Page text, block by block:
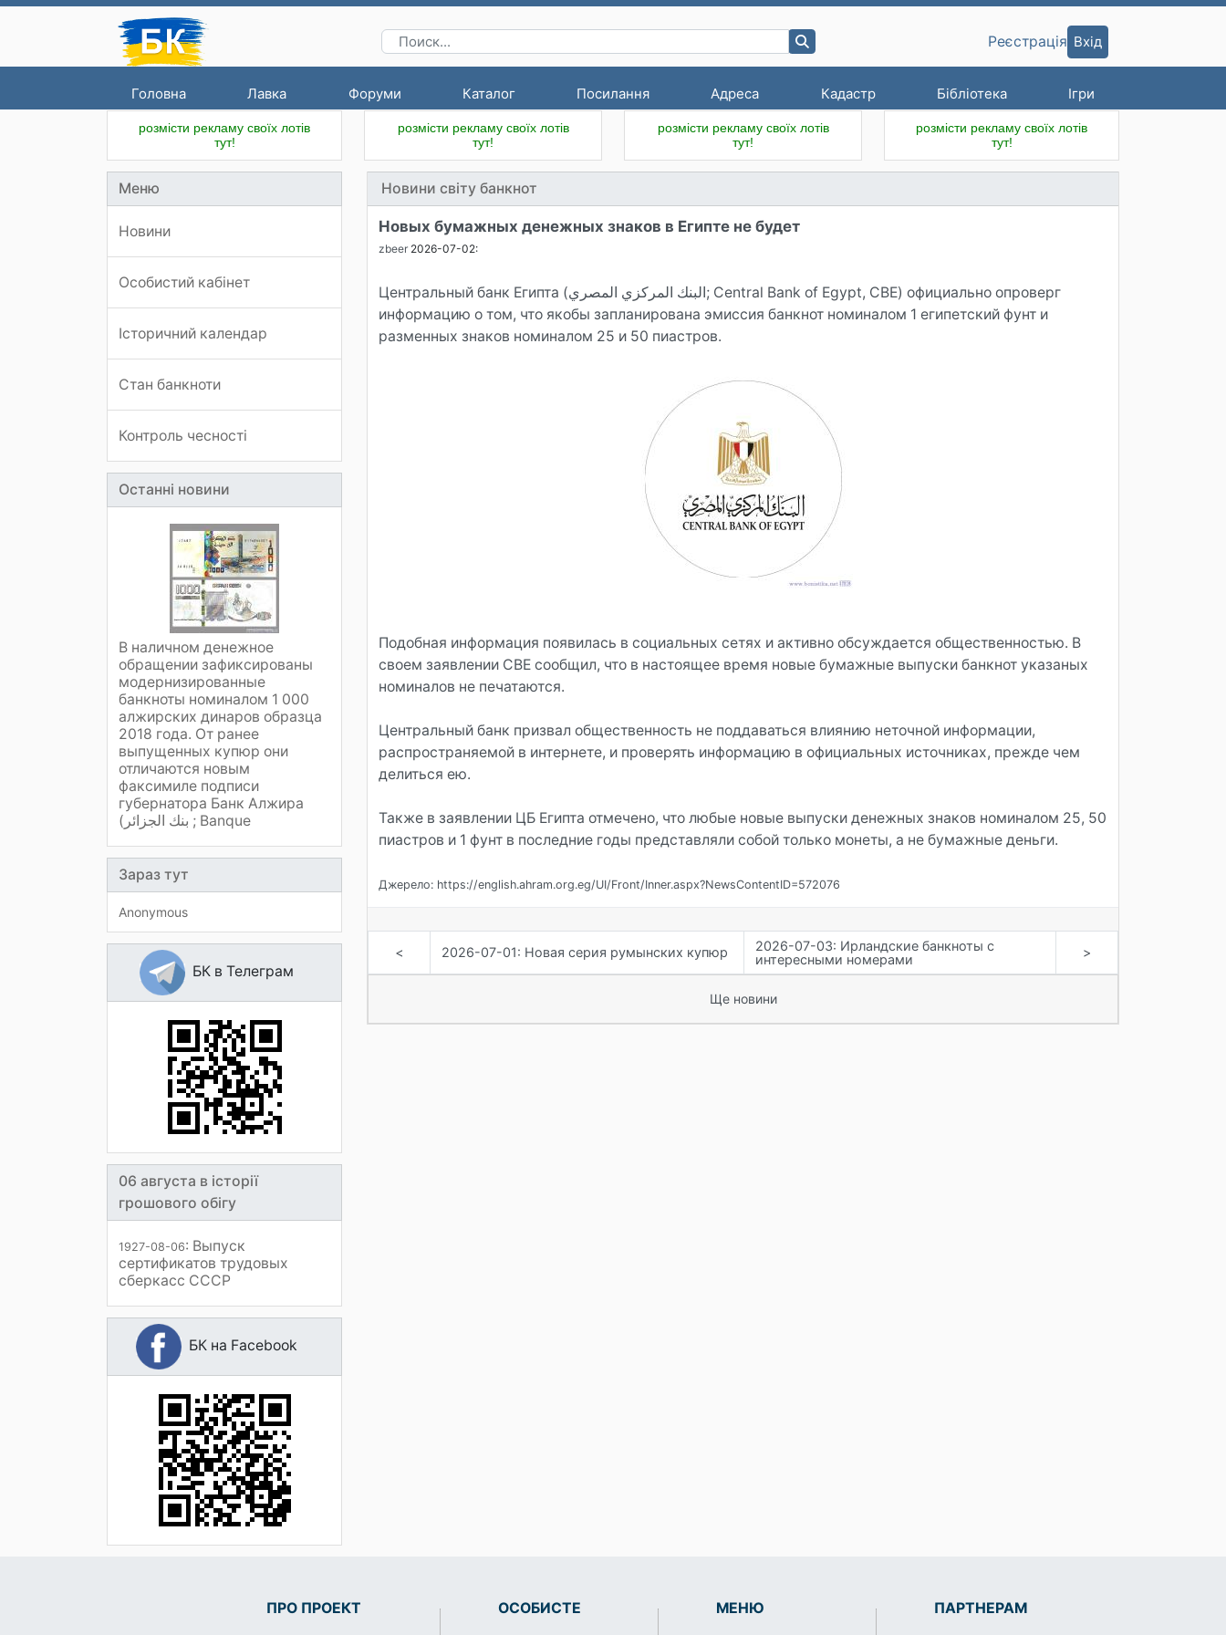
Головна Лавка Форуми Каталог Посилання Адреса Кадастр Бібліотека Ігри
Реєстрація Вхід
розмісти рекламу своїх лотів
тут!
розмісти рекламу своїх лотів
тут!
розмісти рекламу своїх лотів
тут!
розмісти рекламу своїх лотів
тут!
Меню
Новини
Особистий кабінет
Історичний календар
Стан банкноти
Контроль чесності
Останні новини
В наличном денежное
обращении зафиксированы
модернизированные
банкноты номиналом 1 000
алжирских динаров образца
2018 года. От ранее
выпущенных купюр они
отличаются новым
факсимиле подписи
губернатора Банк Алжира
(بنك الجزائر ; Banque
Зараз тут
Anonymous
БК в Телеграм
06 августа в історії
грошового обігу
1927-08-06: Выпуск
сертификатов трудовых
сберкасс СССР
БК на Facebook
Новини світу банкнот
Новых бумажных денежных знаков в Египте не будет
zbeer 2026-07-02:
Центральный банк Египта (البنك المركزي المصري; Central Bank of Egypt, CBE) официально опроверг
информацию о том, что якобы запланирована эмиссия банкнот номиналом 1 египетский фунт и
разменных знаков номиналом 25 и 50 пиастров.
Подобная информация появилась в социальных сетях и активно обсуждается общественностью. В
своем заявлении СВЕ сообщил, что в настоящее время новые бумажные выпуски банкнот указаных
номиналов не печатаются.
Центральный банк призвал общественность не поддаваться влиянию неточной информации,
распространяемой в интернете, и проверять информацию в официальных источниках, прежде чем
делиться ею.
Также в заявлении ЦБ Египта отмечено, что любые новые выпуски денежных знаков номиналом 25, 50
пиастров и 1 фунт в последние годы представляли собой только монеты, а не бумажные деньги.
Джерело: https://english.ahram.org.eg/UI/Front/Inner.aspx?NewsContentID=572076
< 2026-07-01: Новая серия румынских купюр
2026-07-03: Ирландские банкноты с
интересными номерами
>
Ще новини
ПРО ПРОЕКТ ОСОБИСТЕ МЕНЮ ПАРТНЕРАМ